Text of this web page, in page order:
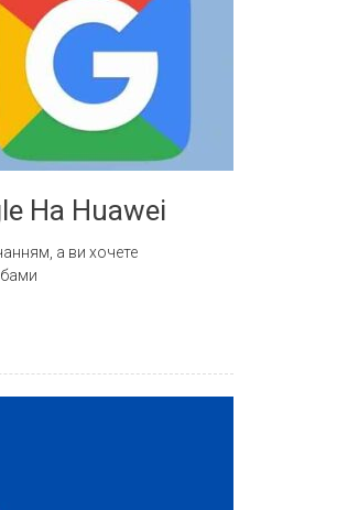
На Huawei
а ви хочете